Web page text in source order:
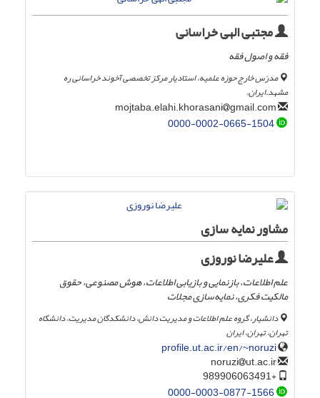
مجتبی الهی خراسانی
فقه و اصول فقه
مدرّس خارج حوزه علمیه، استادیار مرکز تخصصی آخوند خراسانی ره
مشهد.ایران.
gmail.com
0000-0002-0665-1504
مشاور نمایه سازی
علیرضا نوروزی
علم اطلاعات، بازنمایی و بازیابی اطلاعات، هوش مصنوعی، حقوق
مالکیت فکری، نمایه‌سازی مجلات
دانشیار، گروه علم اطلاعات و مدیریت دانش، دانشکدگان مدیریت، دانشگاه
تهران، تهران، ایران
profile.ut.ac.ir/en/~noruzi
ut.ac.ir
+989906063491
0000-0003-0877-1566